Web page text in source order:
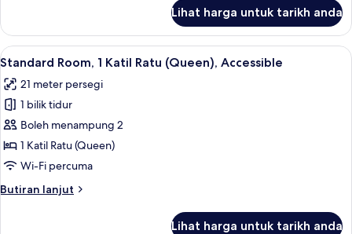
Room
Lihat harga untuk tarikh anda
Lihat
semua
foto
untuk
Standard
Room,
1
Ratu
Standard Room, 1 Katil Ratu
6
Standard Room, 1 Katil Ratu (Queen), Accessible
21 meter persegi
1 bilik tidur
Boleh menampung 2
1 Katil Ratu (Queen)
Wi-Fi percuma
Butiran lanjut
Butiran
Lihat harga untuk tarikh anda